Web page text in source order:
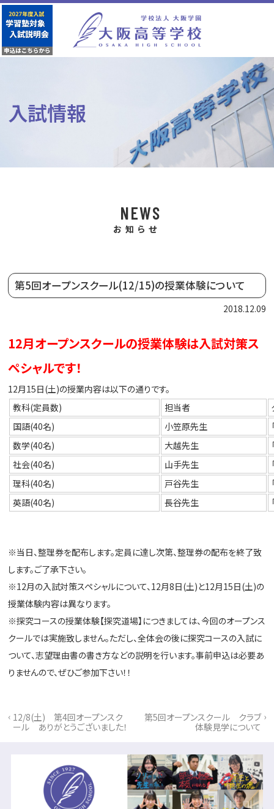
入試情報
NEWS
お知らせ
第5回オープンスクール(12/15)の授業体験について
2018.12.09
12月オープンスクールの授業体験は入試対策ス
ペシャルです！
12月15日(土)の授業内容は以下の通りです。
教科(定員数)
担当者
国語(40名)
小笠原先生
数学(40名)
大越先生
社会(40名)
山手先生
理科(40名)
戸谷先生
英語(40名)
長谷先生
※当日、整理券を配布します。定員に達し次第、整理券の配布を終了致
します。ご了承下さい。
※12月の入試対策スペシャルについて、12月8日(土)と12月15日(土)の
授業体験内容は異なります。
※探究コースの授業体験【探究道場】につきましては、今回のオープンス
クールでは実施致しません。ただし、全体会の後に探究コースの入試に
ついて、志望理由書の書き方などの説明を行います。事前申込は必要あ
りませんので、ぜひご参加下さい！！
‹ 12/8(土) 第4回オープンスク
ール ありがとうございました！
第5回オープンスクール クラブ
体験見学について
›